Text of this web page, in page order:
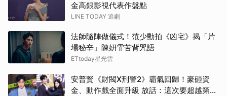
蘇志
金武
金高銀影視代表作盤點
LINE TODAY 追劇
法師隨陣做儀式！范少勳拍《凶宅》揭「片
場秘辛」陳姸霏苦背咒語
ETtoday星光雲
安普賢《財閥X刑警2》霸氣回歸！豪砸資
金、動作戲全面升級 放話：這次要超越第一